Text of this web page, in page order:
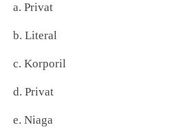
a. Privat
b. Literal
c. Korporil
d. Privat
e. Niaga